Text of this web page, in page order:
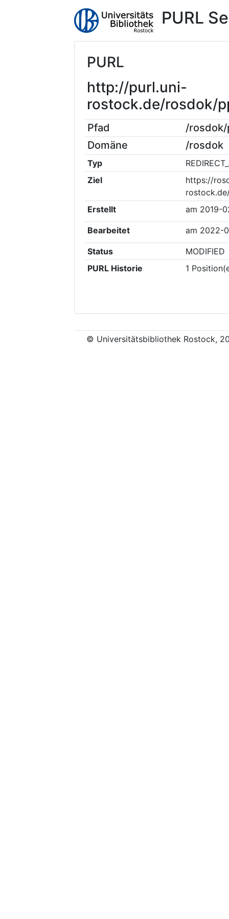
PURL
PURL
http://purl.uni-
rostock.de/rosdok/
Pfad
/rosdok/
Domäne
/rosdok
Typ
Ziel
https://
Erstellt
am 2019-
Bearbeitet am 2022-
Status
MODIFIED
PURL Historie
1
© Universitätsbibliothek Rostock,